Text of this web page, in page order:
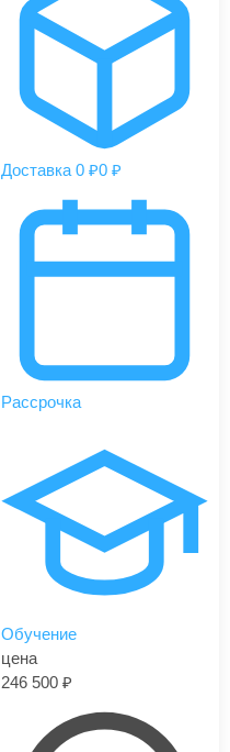
Доставка 0 ₽0 ₽
Рассрочка
Обучение
цена
246 500